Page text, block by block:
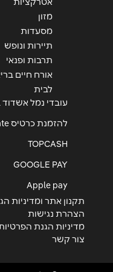
מזון
מסעדות
תיירות ונופש
תרבות ופנאי
אורח חיים
לבית
עובדי נמל אשדוד
להזמנת כרטיס corporate
TOPCASH
GOOGLE PAY
Apple pay
תקנון אתר ומדיניות
הצהרת נגישות
מדיניות הגנת
צור קשר